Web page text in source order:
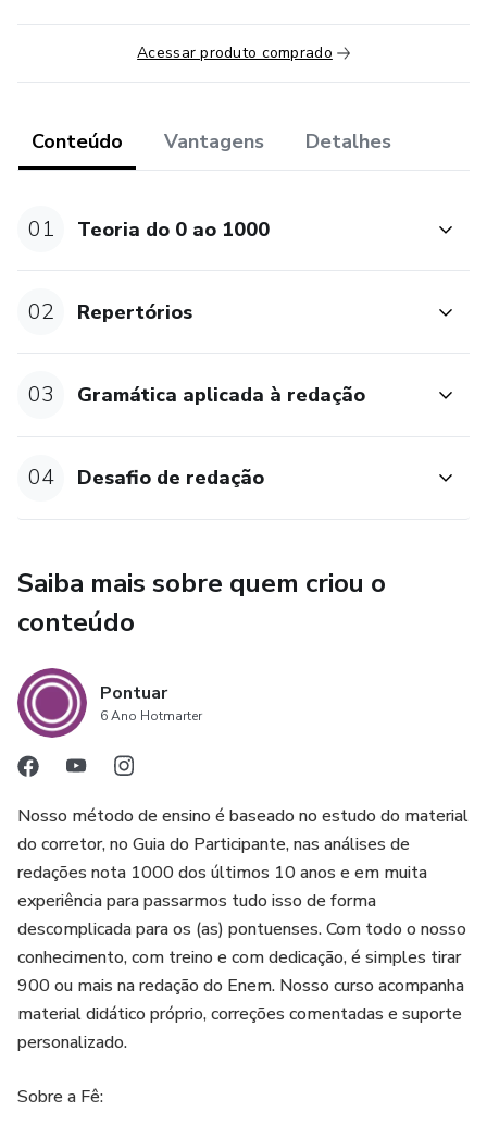
Acessar produto comprado
Conteúdo Vantagens Detalhes
01 Teoria do 0 ao 1000
02 Repertórios
03 Gramática aplicada à redação
04 Desafio de redação
Saiba mais sobre quem criou o
conteúdo
Pontuar
6 Ano Hotmarter
Nosso método de ensino é baseado no estudo do material
do corretor, no Guia do Participante, nas análises de
redações nota 1000 dos últimos 10 anos e em muita
experiência para passarmos tudo isso de forma
descomplicada para os (as) pontuenses. Com todo o nosso
conhecimento, com treino e com dedicação, é simples tirar
900 ou mais na redação do Enem. Nosso curso acompanha
material didático próprio, correções comentadas e suporte
personalizado.
Sobre a Fê: